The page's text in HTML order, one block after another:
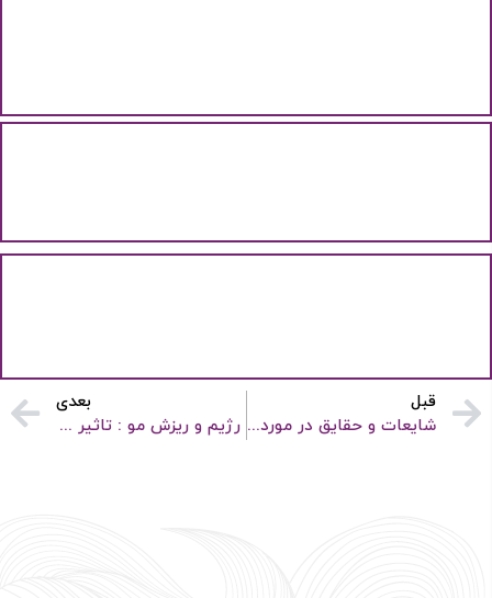
قبل
شایعات و حقایق در مورد ریزش مو
بعدی
رژیم و ریزش مو : تاثیر کمبود مواد مغذی و استفاده از مکمل‌های دارویی